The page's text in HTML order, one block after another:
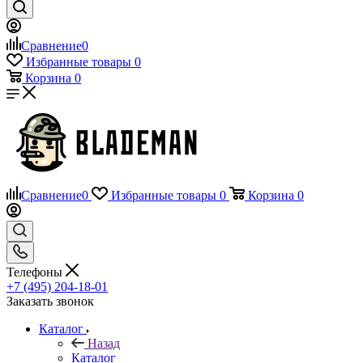
Сравнение0
Избранные товары 0
Корзина 0
Сравнение0 Избранные товары 0 Корзина 0
Телефоны
+7 (495) 204-18-01
Заказать звонок
Каталог
Назад
Каталог